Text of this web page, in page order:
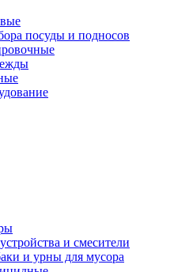
посуды и подносов
и смесители
и урны для мусора